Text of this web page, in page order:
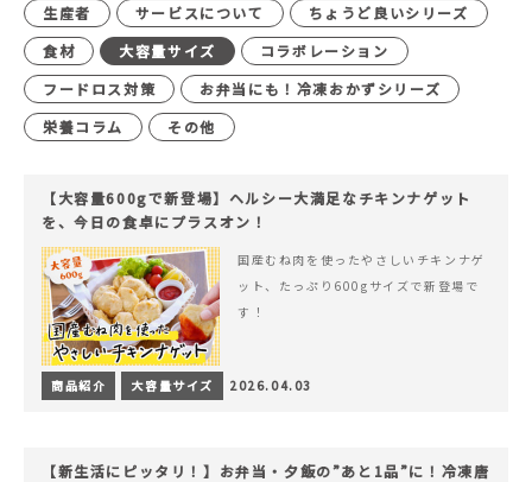
生産者
サービスについて
ちょうど良いシリーズ
食材
大容量サイズ
コラボレーション
フードロス対策
お弁当にも！冷凍おかずシリーズ
栄養コラム
その他
【大容量600gで新登場】ヘルシー大満足なチキンナゲット
を、今日の食卓にプラスオン！
国産むね肉を使ったやさしいチキンナゲ
ット、たっぷり600gサイズで新登場で
す！
商品紹介 大容量サイズ 2026.04.03
【新生活にピッタリ！】お弁当・夕飯の”あと1品”に！冷凍唐